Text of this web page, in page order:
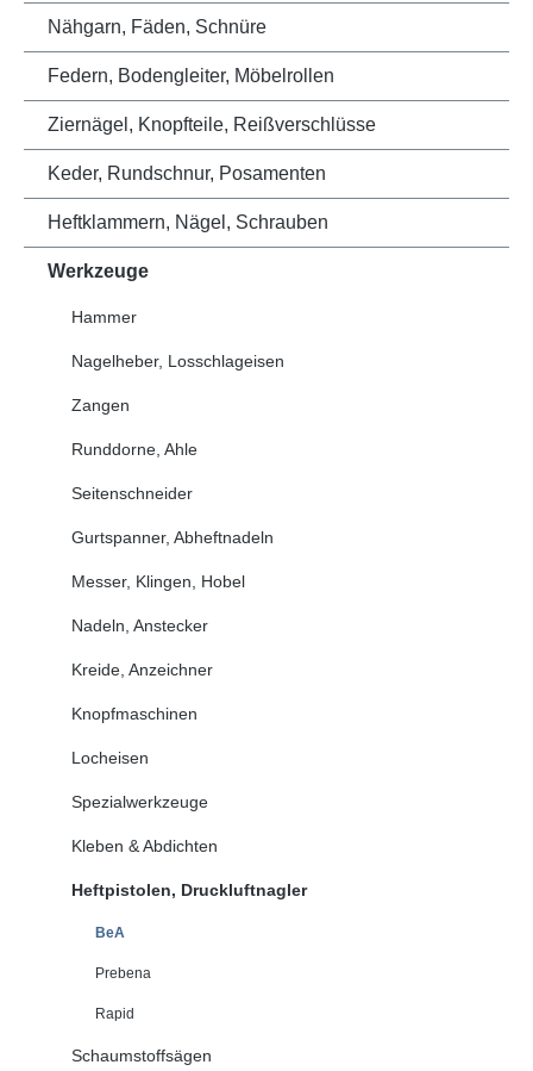
Nähgarn, Fäden, Schnüre
Federn, Bodengleiter, Möbelrollen
Ziernägel, Knopfteile, Reißverschlüsse
Keder, Rundschnur, Posamenten
Heftklammern, Nägel, Schrauben
Werkzeuge
Hammer
Nagelheber, Losschlageisen
Zangen
Runddorne, Ahle
Seitenschneider
Gurtspanner, Abheftnadeln
Messer, Klingen, Hobel
Nadeln, Anstecker
Kreide, Anzeichner
Knopfmaschinen
Locheisen
Spezialwerkzeuge
Kleben & Abdichten
Heftpistolen, Druckluftnagler
BeA
Prebena
Rapid
Schaumstoffsägen